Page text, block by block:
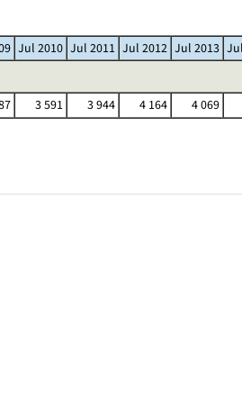
Jul 2010 Jul 2011 Jul 2012 Jul 2013
3 591 3 944 4 164 4 069